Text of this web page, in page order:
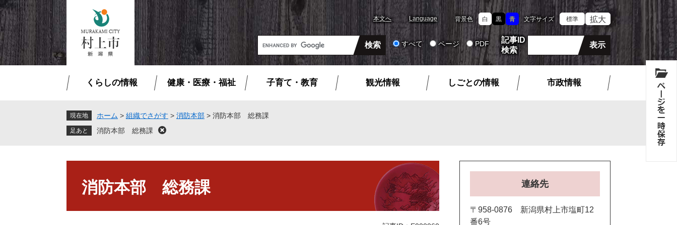
ペ
ー
ジ
の
先
頭
メ
ニ
ュ
ー
を
飛
本文へ Language 背景色 白 黒 青 文字サイズ 標準 拡大
G
o
o
カ
検
すべて ページ PDF
記事ID
検索
くらしの情報 健康・医療・福祉 子育て・教育 観光情報 しごとの情報 市政情報
現在地 ホーム > 組織でさがす > 消防本部 > 消防本部 総務課
消防本部 総務課
閉
消防本部 総務課 連絡先
〒958-0876 新潟県村上市塩町12
番6号